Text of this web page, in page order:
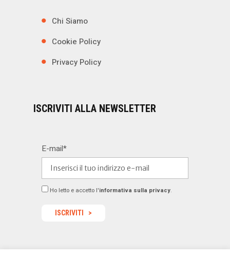
Chi Siamo
Cookie Policy
Privacy Policy
ISCRIVITI ALLA NEWSLETTER
E-mail*
Ho letto e accetto l'informativa sulla privacy.